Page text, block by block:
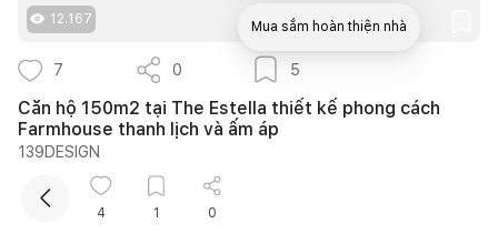
12.167
7 0 5
Căn hộ 150m2 tại The Estella thiết kế phong cách
Farmhouse thanh lịch và ấm áp
139DESIGN
4 1 0
Mua sắm hoàn thiện nhà